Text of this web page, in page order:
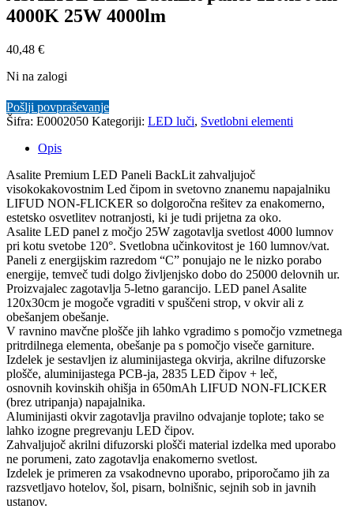
4000K 25W 4000lm
40,48 €
Ni na zalogi
Pošlji povpraševanje
Šifra: E0002050 Kategoriji: LED luči, Svetlobni elementi
Opis
Asalite Premium LED Paneli BackLit zahvaljujoč
visokokakovostnim Led čipom in svetovno znanemu napajalniku
LIFUD NON-FLICKER so dolgoročna rešitev za enakomerno,
estetsko osvetlitev notranjosti, ki je tudi prijetna za oko.
Asalite LED panel z močjo 25W zagotavlja svetlost 4000 lumnov
pri kotu svetobe 120°. Svetlobna učinkovitost je 160 lumnov/vat.
Paneli z energijskim razredom “C” ponujajo ne le nizko porabo
energije, temveč tudi dolgo življenjsko dobo do 25000 delovnih ur.
Proizvajalec zagotavlja 5-letno garancijo. LED panel Asalite
120x30cm je mogoče vgraditi v spuščeni strop, v okvir ali z
obešanjem obešanje.
V ravnino mavčne plošče jih lahko vgradimo s pomočjo vzmetnega
pritrdilnega elementa, obešanje pa s pomočjo viseče garniture.
Izdelek je sestavljen iz aluminijastega okvirja, akrilne difuzorske
plošče, aluminijastega PCB-ja, 2835 LED čipov + leč,
osnovnih kovinskih ohišja in 650mAh LIFUD NON-FLICKER
(brez utripanja) napajalnika.
Aluminijasti okvir zagotavlja pravilno odvajanje toplote; tako se
lahko izogne ​​pregrevanju LED čipov.
Zahvaljujoč akrilni difuzorski plošči material izdelka med uporabo
ne porumeni, zato zagotavlja enakomerno svetlost.
Izdelek je primeren za vsakodnevno uporabo, priporočamo jih za
razsvetljavo hotelov, šol, pisarn, bolnišnic, sejnih sob in javnih
ustanov.